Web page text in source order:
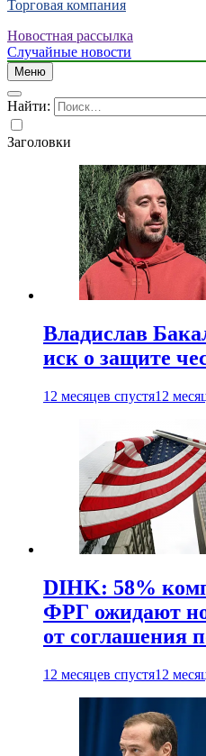
Торговая компания
Новостная рассылка
Случайные новости
Меню
Найти:
Заголовки
Владислав
иск о защите
12 месяцев спустя12
DIHK: 58%
ФРГ ожидают
от
12 месяцев спустя12